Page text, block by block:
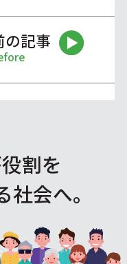
の記事
割を
会へ。